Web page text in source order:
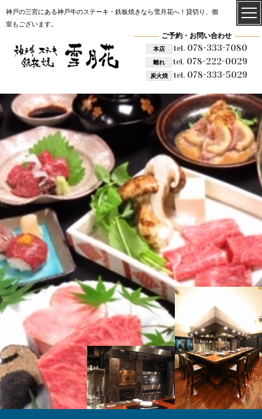
神戸の三宮にある神戸牛のステーキ・鉄板焼きなら雪月花へ！貸切り、個
室もございます。
ご予約・お問い合わせ
本店 tel.078-333-7080
離れ tel. 078-222-0029
炭火焼 tel.078-333-5029
雪月花 炭火焼
SETSUGEKKA